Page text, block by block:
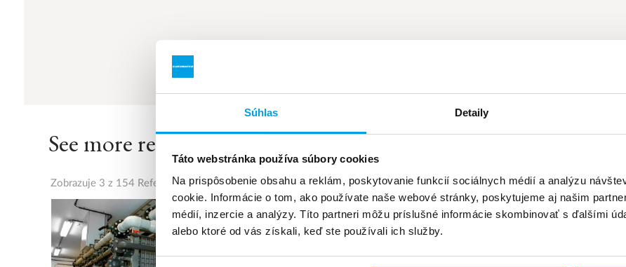
Súhlas Detaily
Táto webstránka používa súbory cookies
Na prispôsobenie obsahu a reklám, poskytovanie funkcií sociálnych médií a analýzu
cookie. Informácie o tom, ako používate naše webové stránky, poskytujeme aj našim
médií, inzercie a analýzy. Títo partneri môžu príslušné informácie skombinovať s ďalšími
alebo ktoré od vás získali, keď ste používali ich služby.
See more references
Zobrazuje 3 z 154 Referencie